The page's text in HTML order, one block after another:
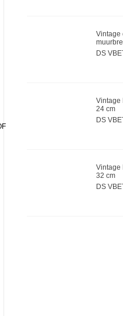
Vintage
DS
Vintage
24 cm
DS
Vintage
32 cm
DS